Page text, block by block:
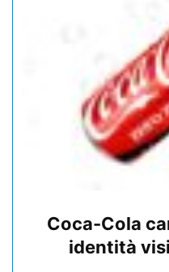
Coca-Cola
identità